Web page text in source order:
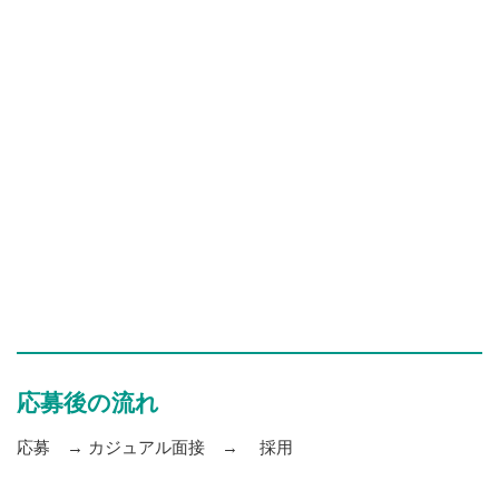
応募後の流れ
応募 → カジュアル面接 → 採用